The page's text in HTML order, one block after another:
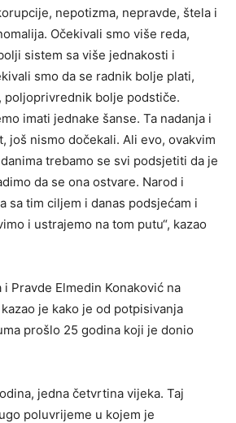
nepotizma, nepravde, štela i
Očekivali smo više reda,
sistem sa više jednakosti i
smo da se radnik bolje plati,
poljoprivrednik bolje podstiče.
imati jednake šanse. Ta nadanja i
još nismo dočekali. Ali evo, ovakvim
trebamo se svi podsjetiti da je
da se ona ostvare. Narod i
sa tim ciljem i danas podsjećam i
i ustrajemo na tom putu“, kazao
Pravde Elmedin Konaković na
je kako je od potpisivanja
prošlo 25 godina koji je donio
jedna četvrtina vijeka. Taj
poluvrijeme u kojem je